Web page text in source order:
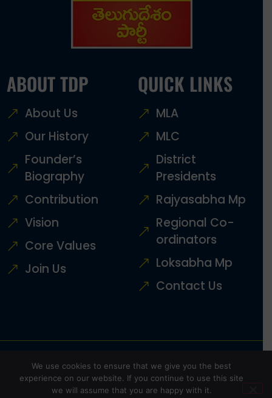
ABOUT TDP
About Us
Our History
Founder’s
Biography
Contribution
Vision
Core Values
Join Us
QUICK LINKS
MLA
MLC
District
Presidents
Rajyasabha Mp
Regional Co-
ordinators
Loksabha Mp
Contact Us
Copyright © 2022, All rights reserved.Marketed by
Sanbrains
We use cookies to ensure that we give you the best
experience on our website. If you continue to use this site
we will assume that you are happy with it.